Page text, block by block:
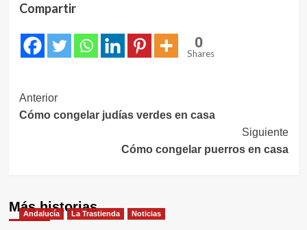
Compartir
0
Shares
Navegación
de
Anterior
Cómo congelar judías verdes en casa
Siguiente
Cómo congelar puerros en casa
Más historias
Andalucía La Trastienda Noticias